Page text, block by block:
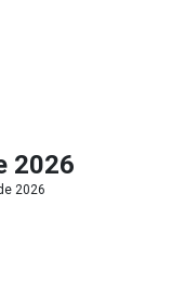
2026
2026